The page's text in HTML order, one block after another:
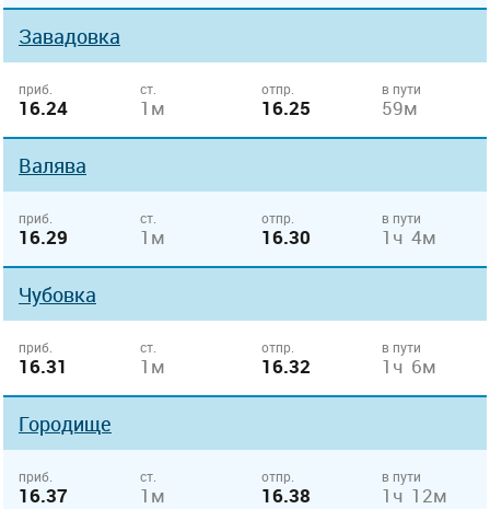
Завадовка
приб.
16.24
ст.
1м
отпр.
16.25
в пути
59м
Валява
приб.
16.29
ст.
1м
отпр.
16.30
в пути
1ч 4м
Чубовка
приб.
16.31
ст.
1м
отпр.
16.32
в пути
1ч 6м
Городище
приб.
16.37
ст.
1м
отпр.
16.38
в пути
1ч 12м